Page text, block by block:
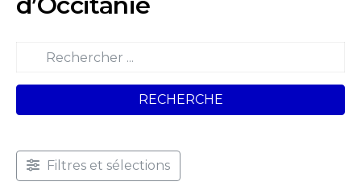
RECHERCHE
Filtres et sélections